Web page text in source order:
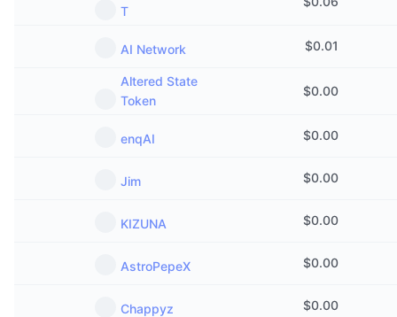
T
AI Network $0.01
Altered State
Token
$0.00
enqAI $0.00
Jim $0.00
KIZUNA $0.00
AstroPepeX $0.00
Chappyz $0.00